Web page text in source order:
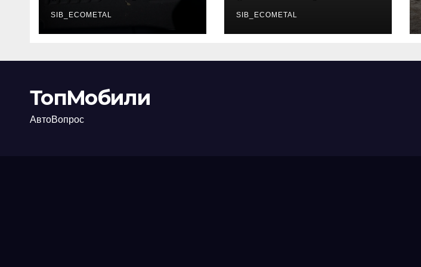
каково их
основное
назначение
SIB_ECOMETAL
актуальных
профессий
SIB_ECOMETAL
ТопМобили
АвтоВопрос